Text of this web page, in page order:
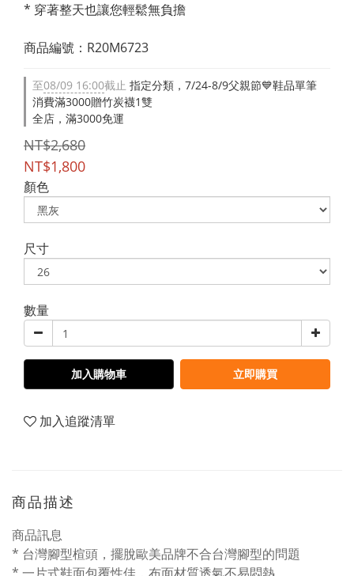
* 穿著整天也讓您輕鬆無負擔
商品編號：R20M6723
至08/09 16:00截止 指定分類，7/24-8/9父親節💙鞋品單筆
消費滿3000贈竹炭襪1雙
全店，滿3000免運
NT$2,680
NT$1,800
顏色
尺寸
數量
加入購物車 立即購買
加入追蹤清單
商品描述
商品訊息
* 台灣腳型楦頭，擺脫歐美品牌不合台灣腳型的問題